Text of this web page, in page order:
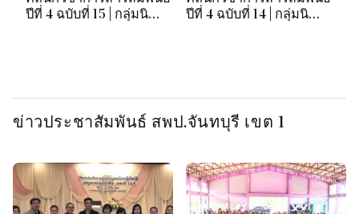
ปีที่ 4 ฉบับที่ 15 | กลุ่มนิ
ปีที่ 4 ฉบับที่ 14 | กลุ่มนิ
ข่าวประชาสัมพันธ์ สพป.จันทบุรี เขต 1